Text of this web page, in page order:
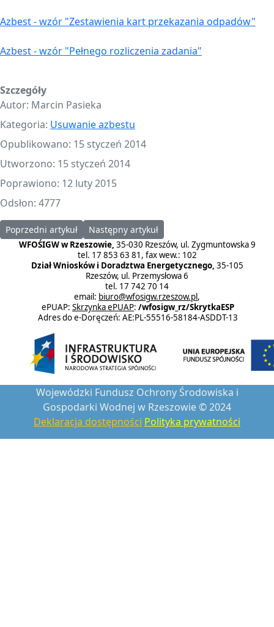
Azbest - wzór "Zestawienia kart przekazania odpadów"
Azbest - wzór "Pełnego rozliczenia zadania"
Szczegóły
Autor: Marcin Pasieka
Kategoria: Usuwanie azbestu
Opublikowano: 15 styczeń 2014
Utworzono: 15 styczeń 2014
Poprawiono: 12 luty 2015
Odsłon: 4777
Poprzedni artykuł: Program "Usuwanie wyrobów zawierających
Poprzedni artykuł Następny artykuł: Program "Usuwanie
Następny artykuł
WFOŚIGW w Rzeszowie, 35-030 Rzeszów, ul. Zygmuntowska 9
tel. 17 853 63 81, fax wew.: 102
Dział Wniosków i Doradztwa Energetycznego, 35-105
Rzeszów, ul. Przemysłowa 6
tel. 17 742 70 14
email: biuro@wfosigw.rzeszow.pl,
ePUAP: Skrzynka ePUAP: /wfosigw_rz/SkrytkaESP
Adres do e-Doręczeń: AE:PL-55516-58184-ASDDT-13
Wojewódzki Fundusz Ochrony Środowiska i
Gospodarki Wodnej w Rzeszowie © 2024
Deklaracja dostępności Polityka prywatności